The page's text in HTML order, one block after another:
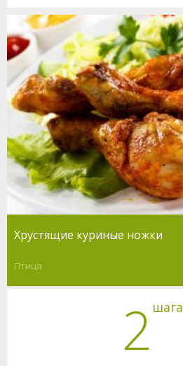
Хрустящие куриные ножки
Птица
2 шага